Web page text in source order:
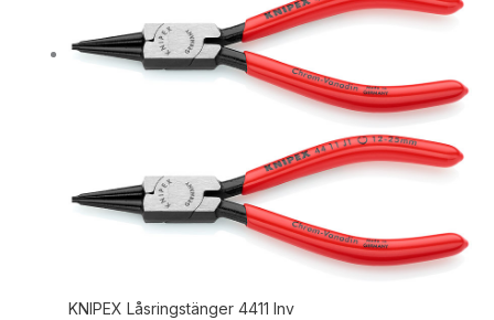
KNIPEX Låsringstänger 4411 Inv